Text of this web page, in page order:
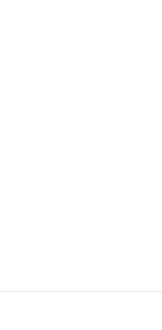
강식의 서열 질
체를 선으로